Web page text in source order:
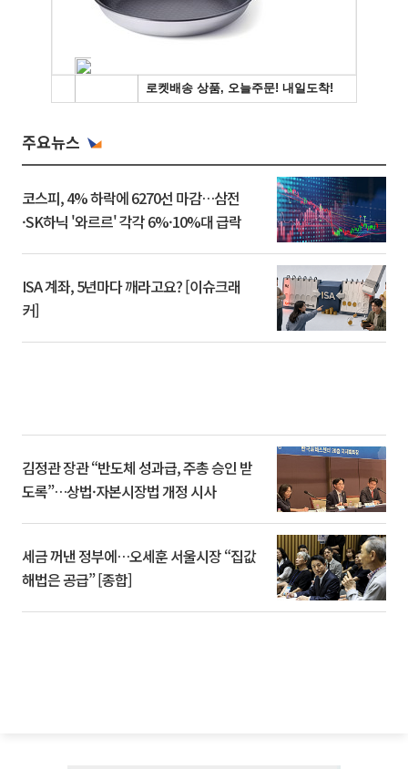
주요뉴스
코스피, 4% 하락에 6270선 마감…삼전
·SK하닉 '와르르' 각각 6%·10%대 급락
ISA 계좌, 5년마다 깨라고요? [이슈크래
커]
김정관 장관 “반도체 성과급, 주총 승인 받
도록”…상법·자본시장법 개정 시사
세금 꺼낸 정부에…오세훈 서울시장 “집값
해법은 공급” [종합]